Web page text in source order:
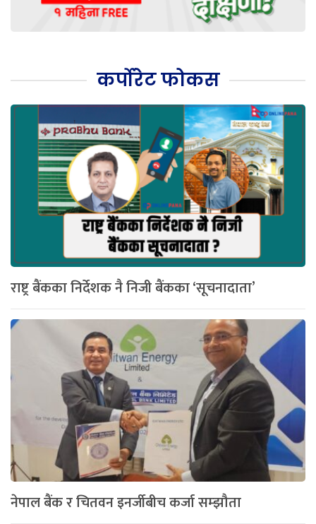
कर्पोरेट फोकस
राष्ट्र बैंकका निर्देशक नै निजी बैंकका ‘सूचनादाता’
नेपाल बैंक र चितवन इनर्जीबीच कर्जा सम्झौता